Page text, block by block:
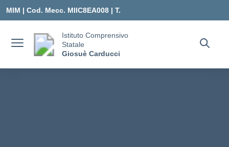
MIM | Cod. Mecc. MIIC8EA008 | T.
MIIC8EA008@ISTRUZIONE.IT
Istituto Comprensivo
Statale
Giosuè Carducci